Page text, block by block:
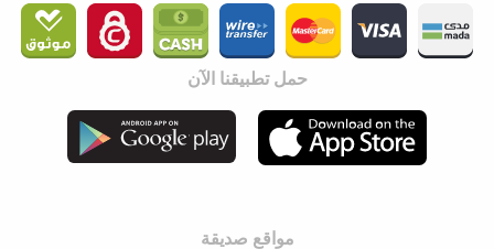
حمل تطبيقنا الآن
مواقع صديقة